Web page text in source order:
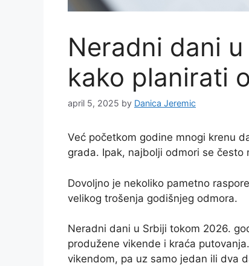
Neradni dani
kako planirati
april 5, 2025 by Danica Jeremic
Već početkom godine mnogi krenu
grada. Ipak, najbolji odmori se
Dovoljno je nekoliko pametno
velikog trošenja godišnjeg odmora.
Neradni dani u Srbiji tokom 2026.
produžene vikende i kraća
vikendom, pa uz samo jedan ili dva